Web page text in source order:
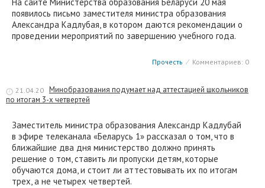
появилось письмо заместителя министра образования
Александра Кадлубая, в котором даются рекомендации о
проведении мероприятий по завершению учебного года.
Прочесть ⁄ Комментариев: 0
21.04.20 Минобразования подумает над аттестацией школьников
по итогам 3-х четвертей
Заместитель министра образования Александр Кадлубай
в эфире телеканала «Беларусь 1» рассказал о том, что в
ближайшие два дня министерство должно принять
решение о том, ставить ли пропуски детям, которые
обучаются дома, и стоит ли аттестовывать их по итогам
трех, а не четырех четвертей.